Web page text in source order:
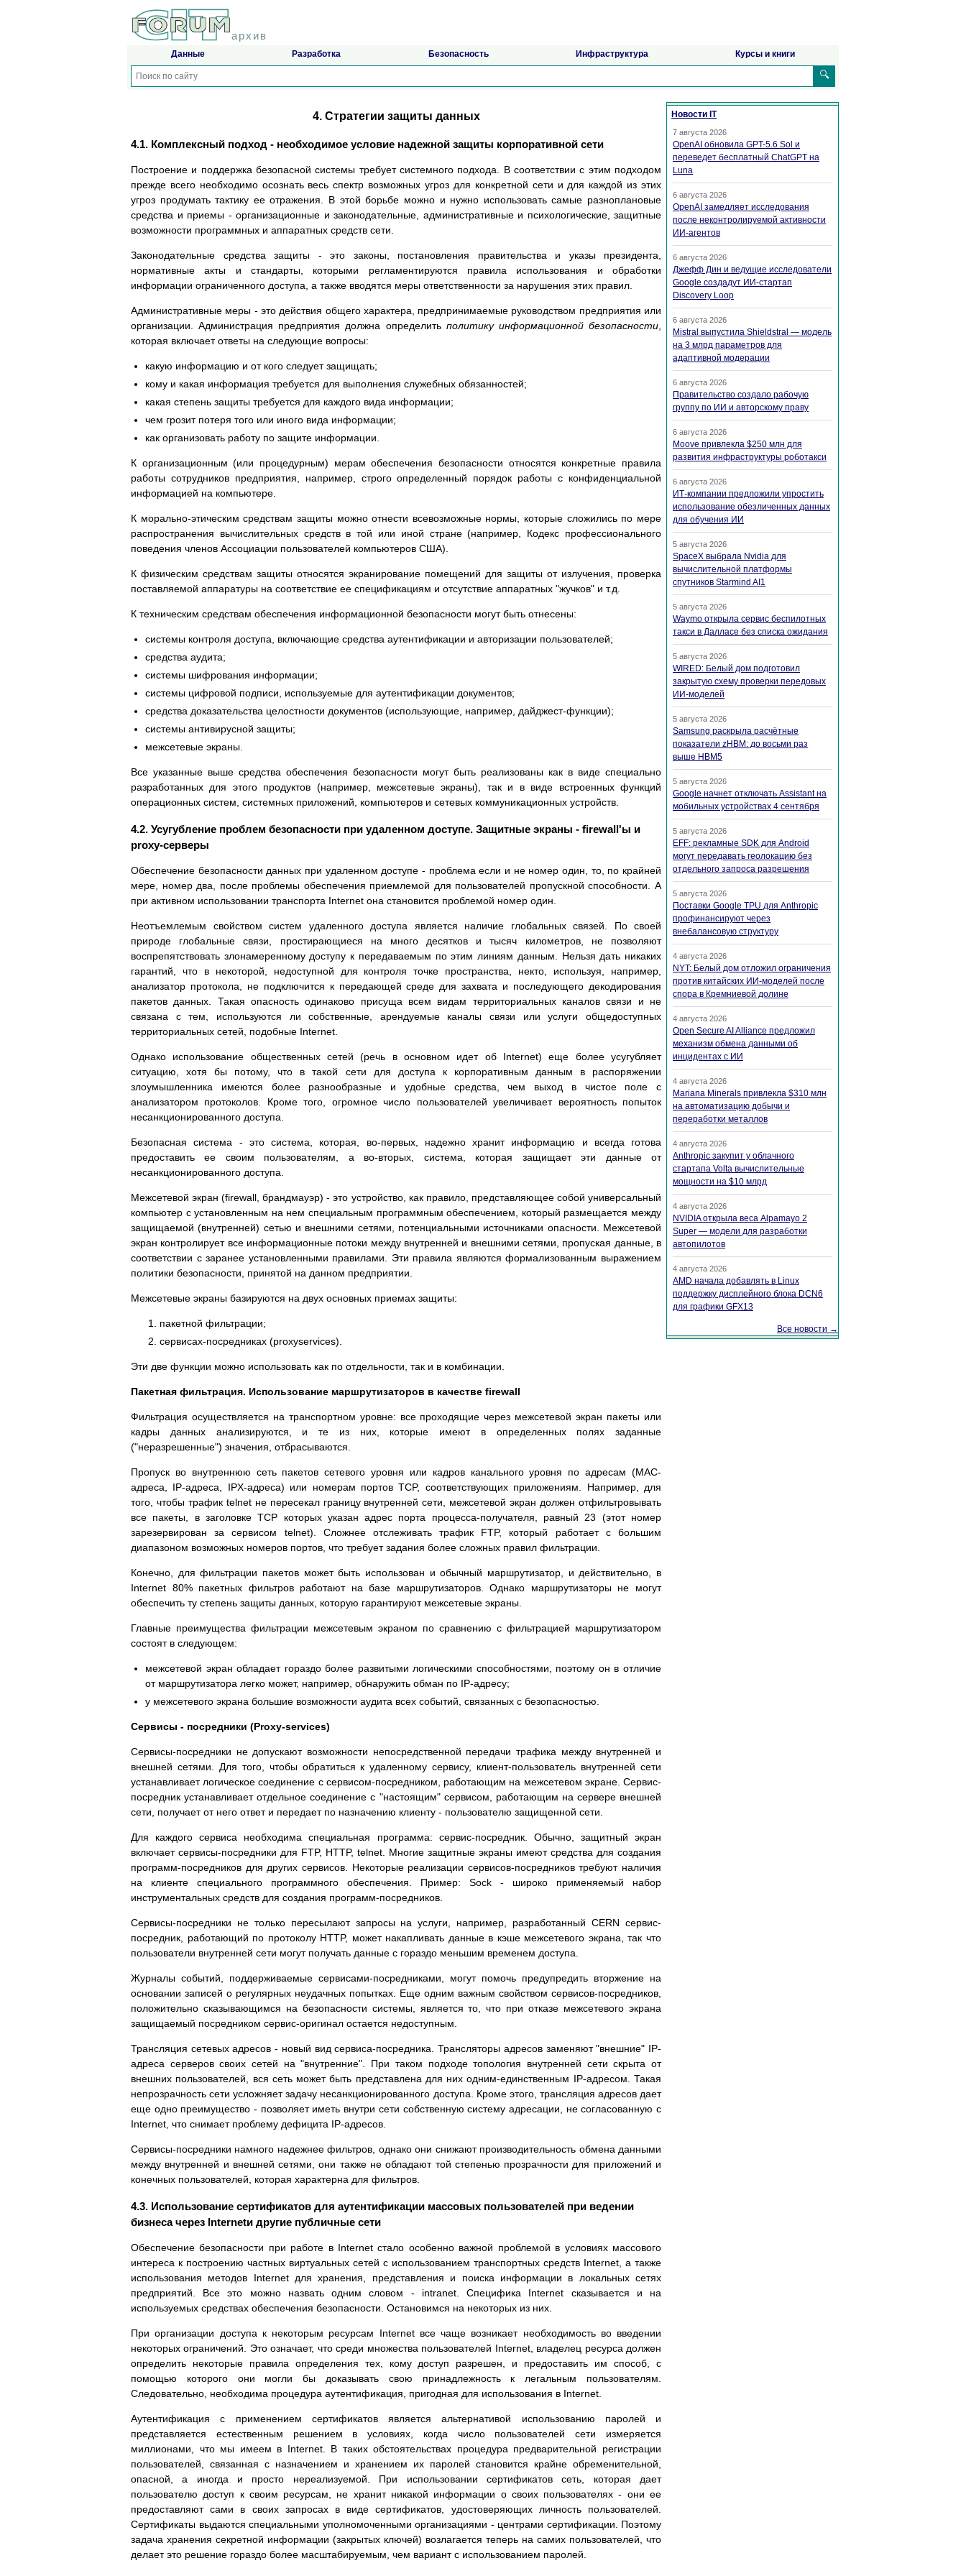
архив
Данные Разработка Безопасность Инфраструктура Курсы и книги
🔍
4. Стратегии защиты данных
4.1. Комплексный подход - необходимое условие надежной защиты корпоративной сети
Построение и поддержка безопасной системы требует системного подхода. В соответствии с этим подходом
прежде всего необходимо осознать весь спектр возможных угроз для конкретной сети и для каждой из этих
угроз продумать тактику ее отражения. В этой борьбе можно и нужно использовать самые разноплановые
средства и приемы - организационные и законодательные, административные и психологические, защитные
возможности программных и аппаратных средств сети.
Законодательные средства защиты - это законы, постановления правительства и указы президента,
нормативные акты и стандарты, которыми регламентируются правила использования и обработки
информации ограниченного доступа, а также вводятся меры ответственности за нарушения этих правил.
Административные меры - это действия общего характера, предпринимаемые руководством предприятия или
организации. Администрация предприятия должна определитьполитику информационной безопасности
которая включает ответы на следующие вопросы:
какую информацию и от кого следует защищать;
кому и какая информация требуется для выполнения служебных обязанностей;
какая степень защиты требуется для каждого вида информации;
чем грозит потеря того или иного вида информации;
как организовать работу по защите информации.
К организационным (или процедурным) мерам обеспечения безопасности относятся конкретные правила
работы сотрудников предприятия, например, строго определенный порядок работы с конфиденциальной
информацией на компьютере.
К морально-этическим средствам защиты можно отнести всевозможные нормы, которые сложились по мере
распространения вычислительных средств в той или иной стране (например, Кодекс профессионального
поведения членов Ассоциации пользователей компьютеров США).
К физическим средствам защиты относятся экранирование помещений для защиты от излучения, проверка
поставляемой аппаратуры на соответствие ее спецификациям и отсутствие аппаратных "жучков" и т.д.
К техническим средствам обеспечения информационной безопасности могут быть отнесены:
системы контроля доступа, включающие средства аутентификации и авторизации пользователей;
средства аудита;
системы шифрования информации;
системы цифровой подписи, используемые для аутентификации документов;
средства доказательства целостности документов (использующие, например, дайджест-функции);
системы антивирусной защиты;
межсетевые экраны.
Все указанные выше средства обеспечения безопасности могут быть реализованы как в виде специально
разработанных для этого продуктов (например, межсетевые экраны), так и в виде встроенных функций
операционных систем, системных приложений, компьютеров и сетевых коммуникационных устройств.
4.2. Усугубление проблем безопасности при удаленном доступе. Защитные экраны - firewall'ы и
proxy-серверы
Обеспечение безопасности данных при удаленном доступе - проблема если и не номер один, то, по крайней
мере, номер два, после проблемы обеспечения приемлемой для пользователей пропускной способности. А
при активном использовании транспорта Internet она становится проблемой номер один.
Неотъемлемым свойством систем удаленного доступа является наличие глобальных связей. По своей
природе глобальные связи, простирающиеся на много десятков и тысяч километров, не позволяют
воспрепятствовать злонамеренному доступу к передаваемым по этим линиям данным. Нельзя дать никаких
гарантий, что в некоторой, недоступной для контроля точке пространства, некто, используя, например,
анализатор протокола, не подключится к передающей среде для захвата и последующего декодирования
пакетов данных. Такая опасность одинаково присуща всем видам территориальных каналов связи и не
связана с тем, используются ли собственные, арендуемые каналы связи или услуги общедоступных
территориальных сетей, подобные Internet.
Однако использование общественных сетей (речь в основном идет об Internet) еще более усугубляет
ситуацию, хотя бы потому, что в такой сети для доступа к корпоративным данным в распоряжении
злоумышленника имеются более разнообразные и удобные средства, чем выход в чистое поле с
анализатором протоколов. Кроме того, огромное число пользователей увеличивает вероятность попыток
несанкционированного доступа.
Безопасная система - это система, которая, во-первых, надежно хранит информацию и всегда готова
предоставить ее своим пользователям, а во-вторых, система, которая защищает эти данные от
несанкционированного доступа.
Межсетевой экран (firewall, брандмауэр) - это устройство, как правило, представляющее собой универсальный
компьютер с установленным на нем специальным программным обеспечением, который размещается между
защищаемой (внутренней) сетью и внешними сетями, потенциальными источниками опасности. Межсетевой
экран контролирует все информационные потоки между внутренней и внешними сетями, пропуская данные, в
соответствии с заранее установленными правилами. Эти правила являются формализованным выражением
политики безопасности, принятой на данном предприятии.
Межсетевые экраны базируются на двух основных приемах защиты:
пакетной фильтрации;
сервисах-посредниках (proxyservices).
Эти две функции можно использовать как по отдельности, так и в комбинации.
Пакетная фильтрация. Использование маршрутизаторов в качестве firewall
Фильтрация осуществляется на транспортном уровне: все проходящие через межсетевой экран пакеты или
кадры данных анализируются, и те из них, которые имеют в определенных полях заданные
("неразрешенные") значения, отбрасываются.
Пропуск во внутреннюю сеть пакетов сетевого уровня или кадров канального уровня по адресам (MAC-
адреса, IP-адреса, IPX-адреса) или номерам портов TCP, соответствующих приложениям. Например, для
того, чтобы трафик telnet не пересекал границу внутренней сети, межсетевой экран должен отфильтровывать
все пакеты, в заголовке TCP которых указан адрес порта процесса-получателя, равный 23 (этот номер
зарезервирован за сервисом telnet). Сложнее отслеживать трафик FTP, который работает с большим
диапазоном возможных номеров портов, что требует задания более сложных правил фильтрации.
Конечно, для фильтрации пакетов может быть использован и обычный маршрутизатор, и действительно, в
Internet 80% пакетных фильтров работают на базе маршрутизаторов. Однако маршрутизаторы не могут
обеспечить ту степень защиты данных, которую гарантируют межсетевые экраны.
Главные преимущества фильтрации межсетевым экраном по сравнению с фильтрацией маршрутизатором
состоят в следующем:
межсетевой экран обладает гораздо более развитыми логическими способностями, поэтому он в отличие
от маршрутизатора легко может, например, обнаружить обман по IP-адресу;
у межсетевого экрана большие возможности аудита всех событий, связанных с безопасностью.
Сервисы - посредники (Proxy-services)
Сервисы-посредники не допускают возможности непосредственной передачи трафика между внутренней и
внешней сетями. Для того, чтобы обратиться к удаленному сервису, клиент-пользователь внутренней сети
устанавливает логическое соединение с сервисом-посредником, работающим на межсетевом экране. Сервис-
посредник устанавливает отдельное соединение с "настоящим" сервисом, работающим на сервере внешней
сети, получает от него ответ и передает по назначению клиенту - пользователю защищенной сети.
Для каждого сервиса необходима специальная программа: сервис-посредник. Обычно, защитный экран
включает сервисы-посредники для FTP, HTTP, telnet. Многие защитные экраны имеют средства для создания
программ-посредников для других сервисов. Некоторые реализации сервисов-посредников требуют наличия
на клиенте специального программного обеспечения. Пример: Sock - широко применяемый набор
инструментальных средств для создания программ-посредников.
Сервисы-посредники не только пересылают запросы на услуги, например, разработанный CERN сервис-
посредник, работающий по протоколу HTTP, может накапливать данные в кэше межсетевого экрана, так что
пользователи внутренней сети могут получать данные с гораздо меньшим временем доступа.
Журналы событий, поддерживаемые сервисами-посредниками, могут помочь предупредить вторжение на
основании записей о регулярных неудачных попытках. Еще одним важным свойством сервисов-посредников,
положительно сказывающимся на безопасности системы, является то, что при отказе межсетевого экрана
защищаемый посредником сервис-оригинал остается недоступным.
Трансляция сетевых адресов - новый вид сервиса-посредника. Трансляторы адресов заменяют "внешние" IP-
адреса серверов своих сетей на "внутренние". При таком подходе топология внутренней сети скрыта от
внешних пользователей, вся сеть может быть представлена для них одним-единственным IP-адресом. Такая
непрозрачность сети усложняет задачу несанкционированного доступа. Кроме этого, трансляция адресов дает
еще одно преимущество - позволяет иметь внутри сети собственную систему адресации, не согласованную с
Internet, что снимает проблему дефицита IP-адресов.
Сервисы-посредники намного надежнее фильтров, однако они снижают производительность обмена данными
между внутренней и внешней сетями, они также не обладают той степенью прозрачности для приложений и
конечных пользователей, которая характерна для фильтров.
4.3. Использование сертификатов для аутентификации массовых пользователей при ведении
бизнеса через Internetи другие публичные сети
Обеспечение безопасности при работе в Internet стало особенно важной проблемой в условиях массового
интереса к построению частных виртуальных сетей с использованием транспортных средств Internet, а также
использования методов Internet для хранения, представления и поиска информации в локальных сетях
предприятий. Все это можно назвать одним словом - intranet. Специфика Internet сказывается и на
используемых средствах обеспечения безопасности. Остановимся на некоторых из них.
При организации доступа к некоторым ресурсам Internet все чаще возникает необходимость во введении
некоторых ограничений. Это означает, что среди множества пользователей Internet, владелец ресурса должен
определить некоторые правила определения тех, кому доступ разрешен, и предоставить им способ, с
помощью которого они могли бы доказывать свою принадлежность к легальным пользователям.
Следовательно, необходима процедура аутентификация, пригодная для использования в Internet.
Аутентификация с применением сертификатов является альтернативой использованию паролей и
представляется естественным решением в условиях, когда число пользователей сети измеряется
миллионами, что мы имеем в Internet. В таких обстоятельствах процедура предварительной регистрации
пользователей, связанная с назначением и хранением их паролей становится крайне обременительной,
опасной, а иногда и просто нереализуемой. При использовании сертификатов сеть, которая дает
пользователю доступ к своим ресурсам, не хранит никакой информации о своих пользователях - они ее
предоставляют сами в своих запросах в виде сертификатов, удостоверяющих личность пользователей.
Сертификаты выдаются специальными уполномоченными организациями - центрами сертификации. Поэтому
задача хранения секретной информации (закрытых ключей) возлагается теперь на самих пользователей, что
делает это решение гораздо более масштабируемым, чем вариант с использованием паролей.
Новости IT
7 августа 2026
OpenAI обновила GPT-5.6 Sol и
переведет бесплатный ChatGPT на
Luna
6 августа 2026
OpenAI замедляет исследования
после неконтролируемой активности
ИИ-агентов
6 августа 2026
Джефф Дин и ведущие исследователи
Google создадут ИИ-стартап
Discovery Loop
6 августа 2026
Mistral выпустила Shieldstral — модель
на 3 млрд параметров для
адаптивной модерации
6 августа 2026
Правительство создало рабочую
группу по ИИ и авторскому праву
6 августа 2026
Moove привлекла $250 млн для
развития инфраструктуры роботакси
6 августа 2026
ИТ-компании предложили упростить
использование обезличенных данных
для обучения ИИ
5 августа 2026
SpaceX выбрала Nvidia для
вычислительной платформы
спутников Starmind AI1
5 августа 2026
Waymo открыла сервис беспилотных
такси в Далласе без списка ожидания
5 августа 2026
WIRED: Белый дом подготовил
закрытую схему проверки передовых
ИИ-моделей
5 августа 2026
Samsung раскрыла расчётные
показатели zHBM: до восьми раз
выше HBM5
5 августа 2026
Google начнет отключать Assistant на
мобильных устройствах 4 сентября
5 августа 2026
EFF: рекламные SDK для Android
могут передавать геолокацию без
отдельного запроса разрешения
5 августа 2026
Поставки Google TPU для Anthropic
профинансируют через
внебалансовую структуру
4 августа 2026
NYT: Белый дом отложил ограничения
против китайских ИИ-моделей после
спора в Кремниевой долине
4 августа 2026
Open Secure AI Alliance предложил
механизм обмена данными об
инцидентах с ИИ
4 августа 2026
Mariana Minerals привлекла $310 млн
на автоматизацию добычи и
переработки металлов
4 августа 2026
Anthropic закупит у облачного
стартапа Volta вычислительные
мощности на $10 млрд
4 августа 2026
NVIDIA открыла веса Alpamayo 2
Super — модели для разработки
автопилотов
4 августа 2026
AMD начала добавлять в Linux
поддержку дисплейного блока DCN6
для графики GFX13
Все новости →